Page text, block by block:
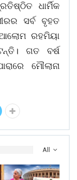
ଧାର୍ମିକ
ସର୍ବ ବୃହତ
ଆଲୋମ ରହମିୟା
ଗତ ବର୍ଷ
ମୌଲାନା
All